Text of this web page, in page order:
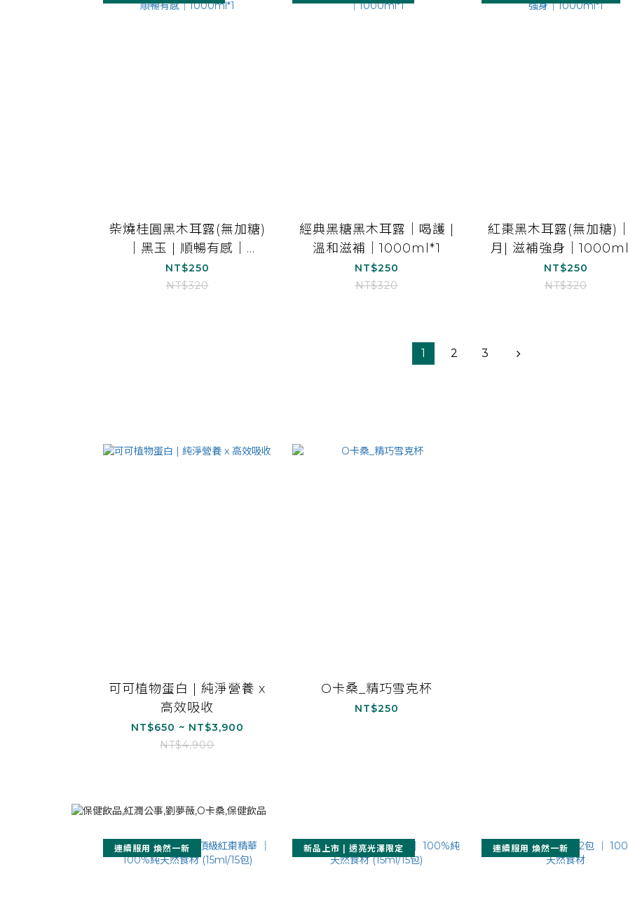
柴燒桂圓黑木耳露(無加糖)
｜黑玉 | 順暢有感｜
1000ml*1
NT$250
NT$320
經典黑糖黑木耳露｜喝護 |
溫和滋補｜1000ml*1
NT$250
NT$320
紅棗黑木耳露(無加糖)
月| 滋補強身｜
NT$250
NT$320
1 2 3
可可植物蛋白 | 純淨營養 x
高效吸收
NT$650 ~ NT$3,900
NT$4,900
O卡桑_精巧雪克杯
NT$250
連續服用 煥然一新 新品上市 | 透亮光澤限定 連續服用 煥然一新